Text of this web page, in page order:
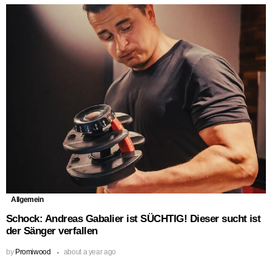
Allgemein
Schock: Andreas Gabalier ist SÜCHTIG! Dieser sucht ist
der Sänger verfallen
by Promiwood about a year ago